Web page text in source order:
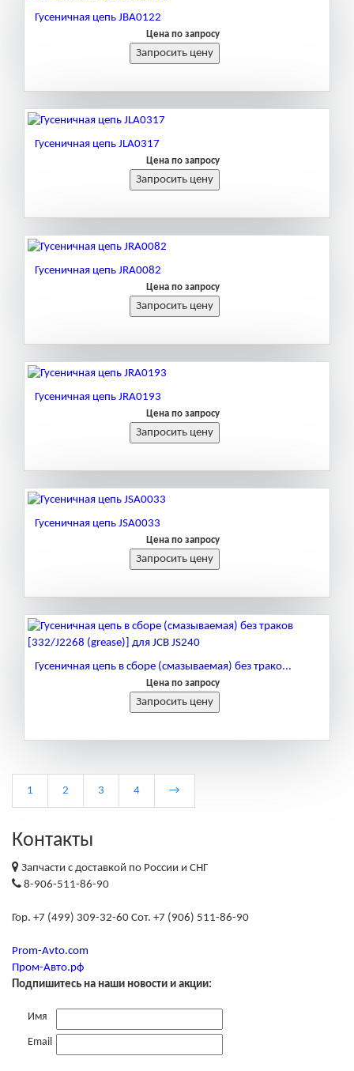
Гусеничная цепь JBA0122
Цена по запросу
Гусеничная цепь JLA0317
Цена по запросу
Гусеничная цепь JRA0082
Цена по запросу
Гусеничная цепь JRA0193
Цена по запросу
Гусеничная цепь JSA0033
Цена по запросу
Гусеничная цепь в сборе (смазываемая) без трако...
Цена по запросу
1 2 3 4 →
Контакты
Запчасти с доставкой по России и СНГ
8-906-511-86-90
Гор. +7 (499) 309-32-60 Сот. +7 (906) 511-86-90
Prom-Avto.com
Пром-Авто.рф
Подпишитесь на наши новости и акции:
Имя
Email